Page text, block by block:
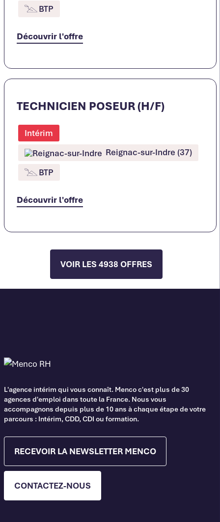
BTP
Découvrir l'offre
TECHNICIEN POSEUR (H/F)
Intérim
Reignac-sur-Indre (37)
BTP
Découvrir l'offre
VOIR LES 4938 OFFRES
L'agence intérim qui vous connaît. Menco c'est plus de 30
agences d'emploi dans toute la France. Nous vous
accompagnons depuis plus de 10 ans à chaque étape de votre
parcours : Intérim, CDD, CDI ou formation.
RECEVOIR LA NEWSLETTER MENCO
CONTACTEZ-NOUS